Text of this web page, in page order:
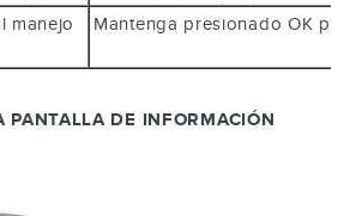
manejo
Mantenga presionado OK
PANTALLA DE INFORMACIÓN